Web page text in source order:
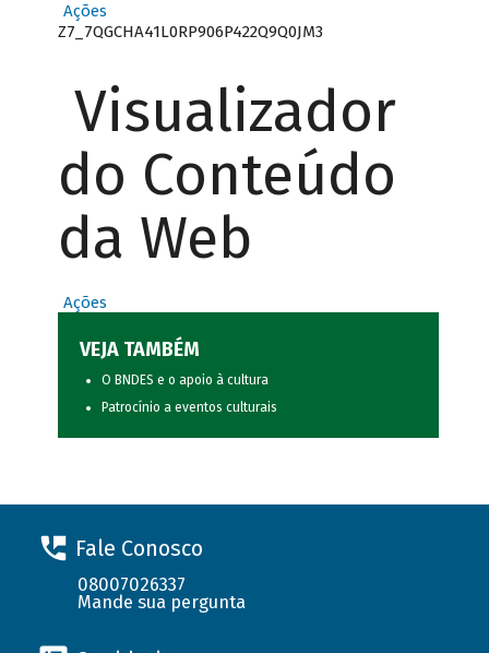
Ações
Z7_7QGCHA41L0RP906P422Q9Q0JM3
Visualizador
do Conteúdo
da Web
Ações
VEJA TAMBÉM
O BNDES e o apoio à cultura
Patrocínio a eventos culturais
Fale Conosco
08007026337
Mande sua pergunta